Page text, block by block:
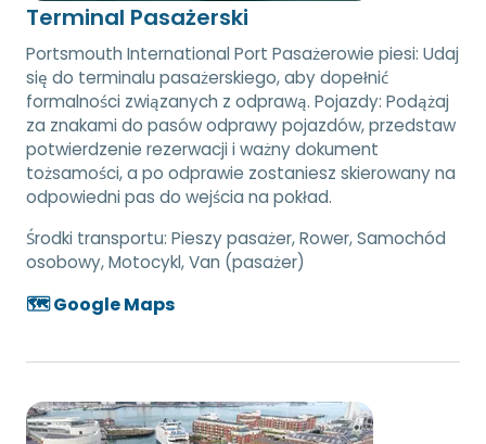
Terminal Pasażerski
Portsmouth International Port Pasażerowie piesi: Udaj
się do terminalu pasażerskiego, aby dopełnić
formalności związanych z odprawą. Pojazdy: Podążaj
za znakami do pasów odprawy pojazdów, przedstaw
potwierdzenie rezerwacji i ważny dokument
tożsamości, a po odprawie zostaniesz skierowany na
odpowiedni pas do wejścia na pokład.
Środki transportu: Pieszy pasażer, Rower, Samochód
osobowy, Motocykl, Van (pasażer)
🗺️ Google Maps